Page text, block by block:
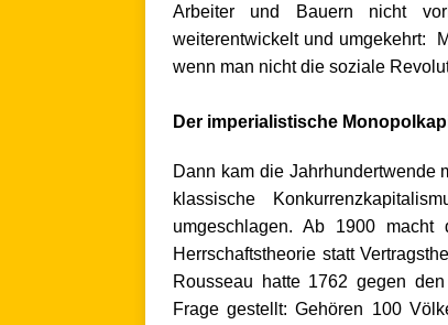
Arbeiter und Bauern nicht
weiterentwickelt und umgekehrt:
wenn man nicht die soziale
Der imperialistische
Dann kam die Jahrhundertwende
klassische
umgeschlagen. Ab 1900 macht
Herrschaftstheorie statt
Rousseau hatte 1762 gegen
Frage gestellt: Gehören 100